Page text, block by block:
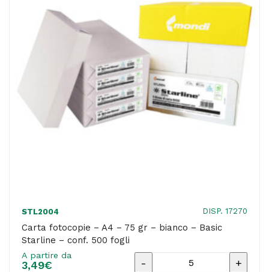
500
fogli
-
bianca
-
Starline
quantità
STL2004 DISP. 17270
Carta fotocopie – A4 – 75 gr – bianco – Basic
Starline – conf. 500 fogli
A partire da
3,49€
Carta